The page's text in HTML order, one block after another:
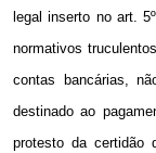
legal inserto no art.
normativos
contas bancárias,
destinado ao
protesto da certidão